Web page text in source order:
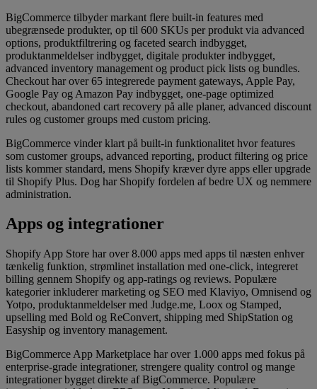
BigCommerce tilbyder markant flere built-in features med
ubegrænsede produkter, op til 600 SKUs per produkt via advanced
options, produktfiltrering og faceted search indbygget,
produktanmeldelser indbygget, digitale produkter indbygget,
advanced inventory management og product pick lists og bundles.
Checkout har over 65 integrerede payment gateways, Apple Pay,
Google Pay og Amazon Pay indbygget, one-page optimized
checkout, abandoned cart recovery på alle planer, advanced discount
rules og customer groups med custom pricing.
BigCommerce vinder klart på built-in funktionalitet hvor features
som customer groups, advanced reporting, product filtering og price
lists kommer standard, mens Shopify kræver dyre apps eller upgrade
til Shopify Plus. Dog har Shopify fordelen af bedre UX og nemmere
administration.
Apps og integrationer
Shopify App Store har over 8.000 apps med apps til næsten enhver
tænkelig funktion, strømlinet installation med one-click, integreret
billing gennem Shopify og app-ratings og reviews. Populære
kategorier inkluderer marketing og SEO med Klaviyo, Omnisend og
Yotpo, produktanmeldelser med Judge.me, Loox og Stamped,
upselling med Bold og ReConvert, shipping med ShipStation og
Easyship og inventory management.
BigCommerce App Marketplace har over 1.000 apps med fokus på
enterprise-grade integrationer, strengere quality control og mange
integrationer bygget direkte af BigCommerce. Populære